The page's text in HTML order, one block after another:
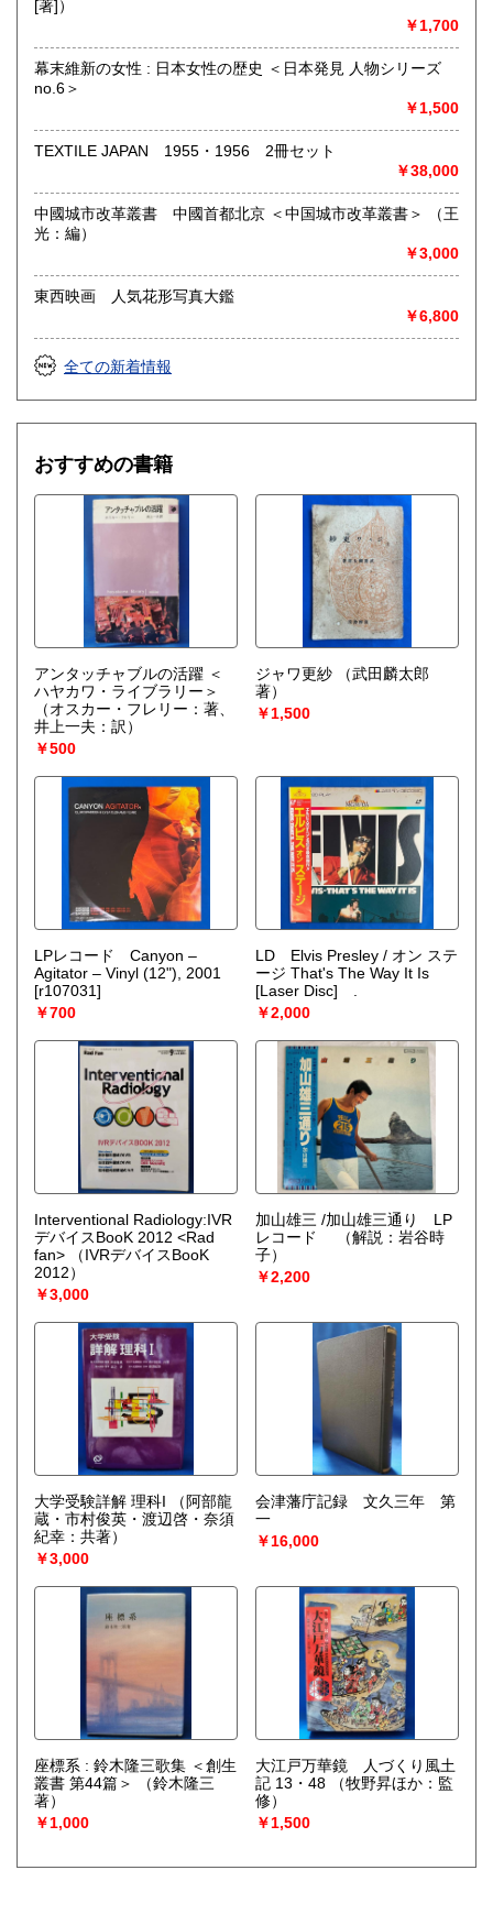
[著]）
￥1,700
幕末維新の女性 : 日本女性の歴史 ＜日本発見 人物シリーズ
no.6＞
￥1,500
TEXTILE JAPAN 1955・1956 2冊セット
￥38,000
中國城市改革叢書 中國首都北京 ＜中国城市改革叢書＞ （王
光：編）
￥3,000
東西映画 人気花形写真大鑑
￥6,800
全ての新着情報
おすすめの書籍
アンタッチャブルの活躍 ＜
ハヤカワ・ライブラリー＞
（オスカー・フレリー：著、
井上一夫：訳）
￥500
ジャワ更紗
（武田麟太郎
著）
￥1,500
LPレコード Canyon –
Agitator – Vinyl (12"), 2001
[r107031]
￥700
LD Elvis Presley / オン ステ
ージ That's The Way It Is
[Laser Disc] .
￥2,000
Interventional Radiology:IVR
デバイスBooK 2012 <Rad
fan>
（IVRデバイスBooK
2012）
￥3,000
加山雄三 /加山雄三通り LP
レコード
（解説：岩谷時
子）
￥2,200
大学受験詳解 理科I
（阿部龍
蔵・市村俊英・渡辺啓・奈須
紀幸：共著）
￥3,000
会津藩庁記録 文久三年 第
一
￥16,000
座標系 : 鈴木隆三歌集 ＜創生
叢書 第44篇＞
（鈴木隆三
著）
￥1,000
大江戸万華鏡 人づくり風土
記 13・48
（牧野昇ほか：監
修）
￥1,500